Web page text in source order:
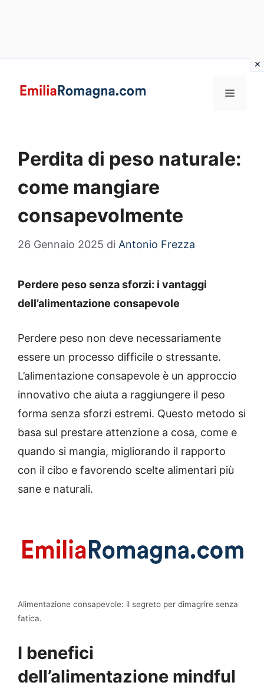
MENU
Perdita di peso naturale:
come mangiare
consapevolmente
26 Gennaio 2025 di Antonio Frezza
Perdere peso senza sforzi: i vantaggi
dell’alimentazione consapevole
Perdere peso non deve necessariamente
essere un processo difficile o stressante.
L’alimentazione consapevole è un approccio
innovativo che aiuta a raggiungere il peso
forma senza sforzi estremi. Questo metodo si
basa sul prestare attenzione a cosa, come e
quando si mangia, migliorando il rapporto
con il cibo e favorendo scelte alimentari più
sane e naturali.
Alimentazione consapevole: il segreto per dimagrire senza
fatica.
I benefici
dell’alimentazione mindful